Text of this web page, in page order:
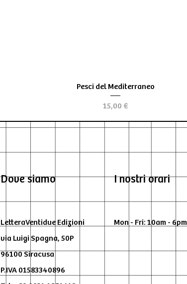
Aperçu rapide
Pesci del Mediterraneo
Prix
15,00 €
Dove siamo
LetteraVentidue Edizioni
via Luigi Spagna, 50P
96100 Siracusa
P.IVA 01583340896
I nostri orari
Mon - Fri: 10am - 6pm